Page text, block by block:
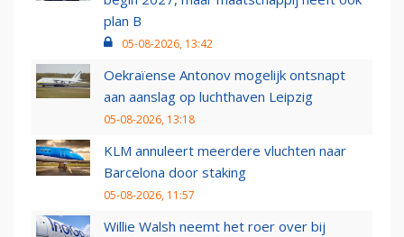
plan B
05-08-2026, 13:42
Oekraïense Antonov mogelijk ontsnapt
aan aanslag op luchthaven Leipzig
05-08-2026, 13:18
KLM annuleert meerdere vluchten naar
Barcelona door staking
05-08-2026, 11:57
Willie Walsh neemt het roer over bij